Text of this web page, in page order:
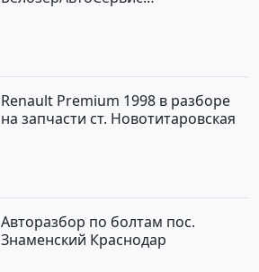
Renault Premium 1998 в разборе
на запчасти ст. Новотитаровская
Авторазбор по болтам пос.
Знаменский Краснодар